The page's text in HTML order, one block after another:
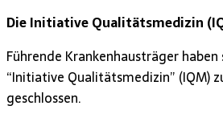
Die Initiative Qualitätsmedizin
Führende Krankenhausträger
“Initiative Qualitätsmedizin” (IQM)
geschlossen.